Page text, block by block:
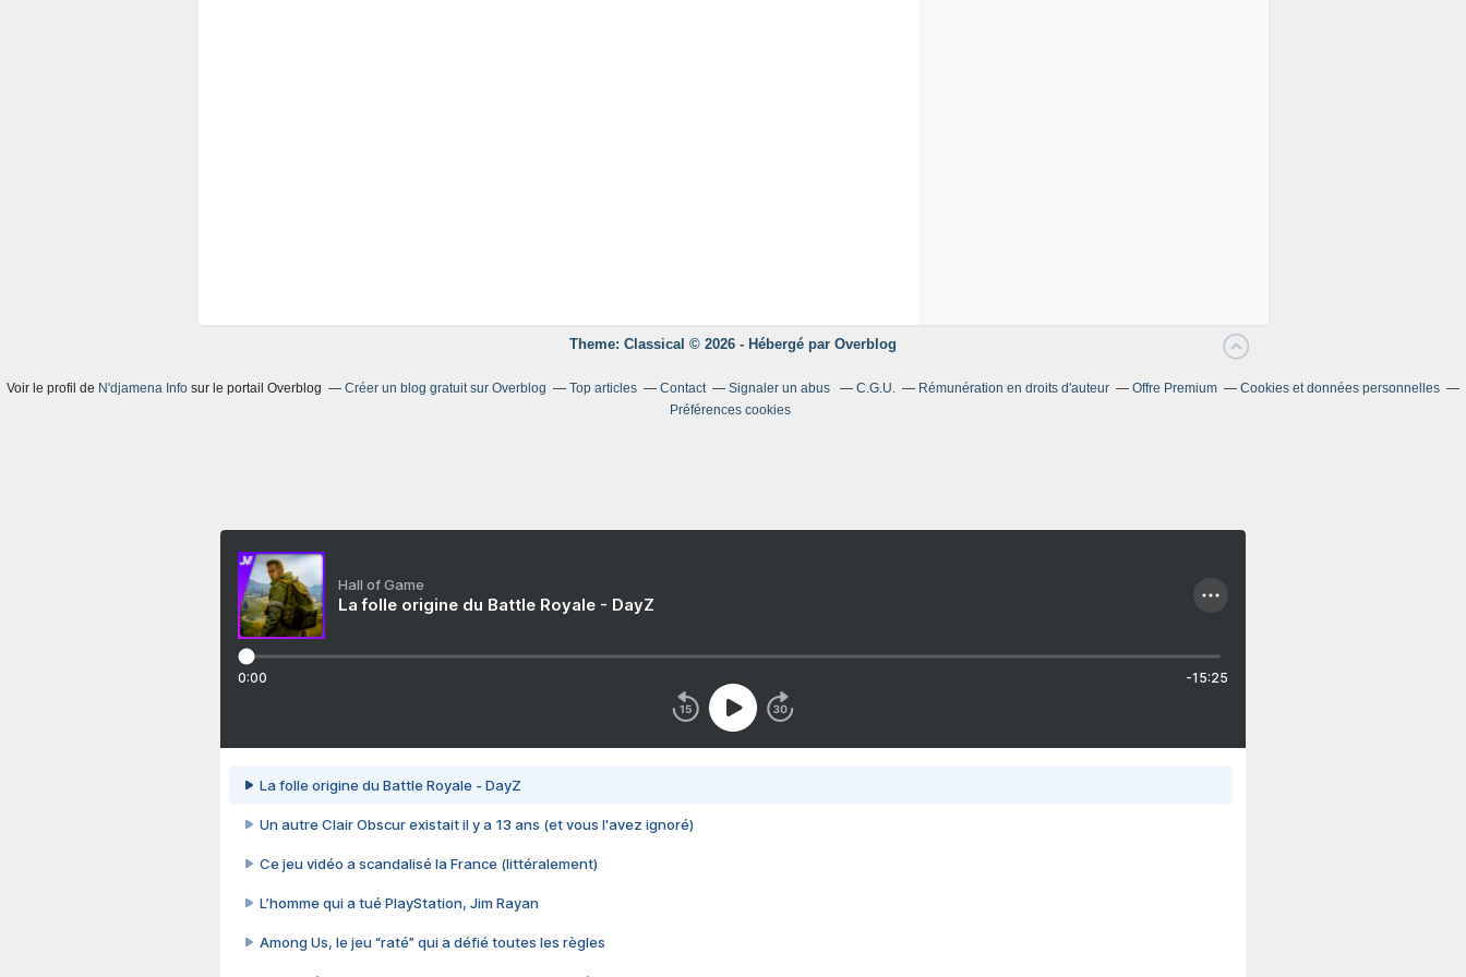
Theme: Classical © 2026 - Hébergé par Overblog
Voir le profil de N'djamena Info sur le portail Overblog Créer un blog gratuit sur Overblog Top articles Contact Signaler un abus C.G.U. Rémunération en droits d'auteur Offre Premium
Cookies et données personnelles
Préférences cookies
Hall of Game
La folle origine du Battle Royale - DayZ
0:00 -15:25
La folle origine du Battle Royale - DayZ
Un autre Clair Obscur existait il y a 13 ans (et vous l'avez ignoré)
Ce jeu vidéo a scandalisé la France (littéralement)
L’homme qui a tué PlayStation, Jim Rayan
Among Us, le jeu “raté” qui a défié toutes les règles